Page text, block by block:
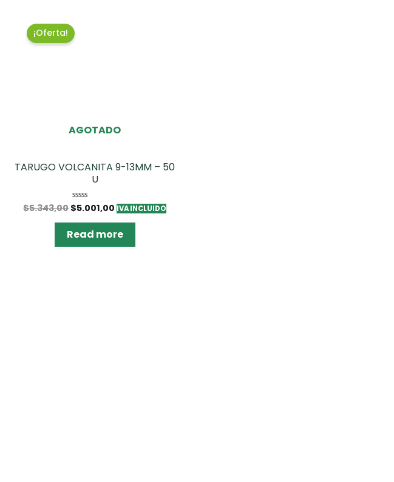
AGOTADO
¡Oferta!
TARUGO VOLCANITA 9-13MM – 50
U
Rated
0
out
of
5
$5.343,00$5.001,00 IVA INCLUIDO
Read more